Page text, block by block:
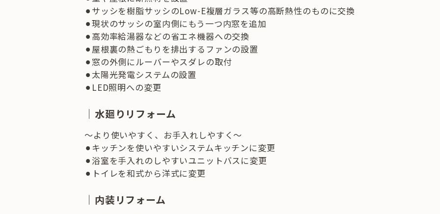
⚫︎サッシを樹脂サッシのLow-E複層ガラス等の高断熱性のものに交換
⚫︎現状のサッシの室内側にもう一つ内窓を追加
⚫︎高効率給湯器などの省エネ機器への交換
⚫︎屋根裏の熱ごもりを排出するファンの設置
⚫︎窓の外側にルーバーやスダレの取付
⚫︎太陽光発電システムの設置
⚫︎LED照明への変更
｜水廻りリフォーム
～より使いやすく、お手入れしやすく～
⚫︎キッチンを使いやすいシステムキッチンに変更
⚫︎浴室を手入れのしやすいユニットバスに変更
⚫︎トイレを和式から洋式に変更
｜内装リフォーム